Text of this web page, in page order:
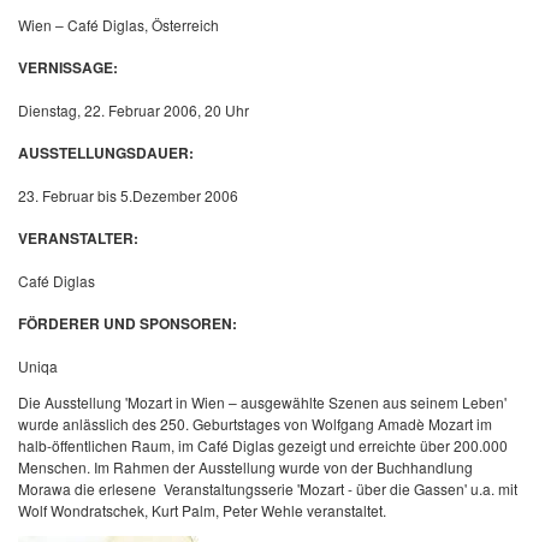
Wien – Café Diglas, Österreich
VERNISSAGE:
Dienstag, 22. Februar 2006, 20 Uhr
AUSSTELLUNGSDAUER:
23. Februar bis 5.Dezember 2006
VERANSTALTER:
Café Diglas
FÖRDERER UND SPONSOREN:
Uniqa
Die Ausstellung 'Mozart in Wien – ausgewählte Szenen aus seinem Leben'
wurde anlässlich des 250. Geburtstages von Wolfgang Amadè Mozart im
halb-öffentlichen Raum, im Café Diglas gezeigt und erreichte über 200.000
Menschen. Im Rahmen der Ausstellung wurde von der Buchhandlung
Morawa die erlesene Veranstaltungsserie 'Mozart - über die Gassen' u.a. mit
Wolf Wondratschek, Kurt Palm, Peter Wehle veranstaltet.